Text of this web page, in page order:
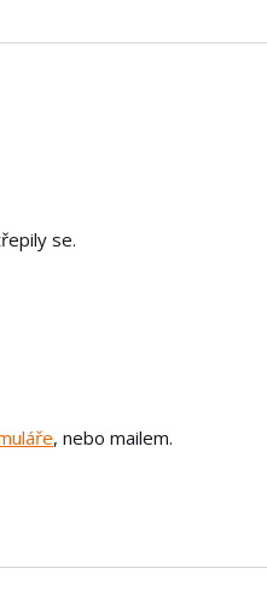
se.
, nebo mailem.